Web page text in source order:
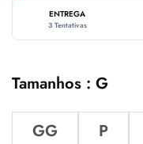
ENTREGA
3 Tentativas
Tamanhos G
GG P